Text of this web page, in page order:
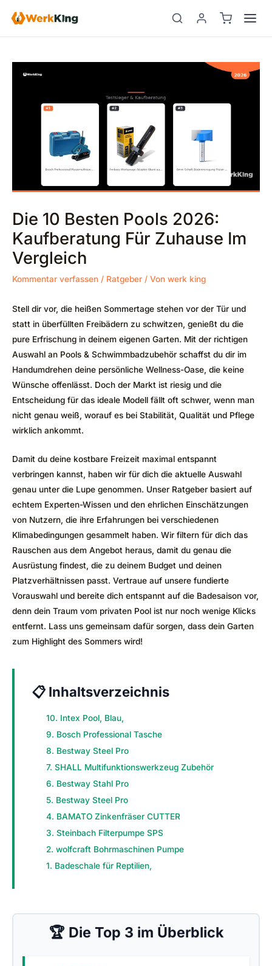
Inhalt
springen
Die 10 Besten Pools 2026:
Kaufberatung Für Zuhause Im
Vergleich
Kommentar verfassen / Ratgeber / Von werk king
Stell dir vor, die heißen Sommertage stehen vor der Tür und
statt in überfüllten Freibädern zu schwitzen, genießt du die
pure Erfrischung in deinem eigenen Garten. Mit der richtigen
Auswahl an Pools & Schwimmbadzubehör schaffst du dir im
Handumdrehen deine persönliche Wellness-Oase, die keine
Wünsche offenlässt. Doch der Markt ist riesig und die
Entscheidung für das ideale Modell fällt oft schwer, wenn man
nicht genau weiß, worauf es bei Stabilität, Qualität und Pflege
wirklich ankommt.
Damit du deine kostbare Freizeit maximal entspannt
verbringen kannst, haben wir für dich die aktuelle Auswahl
genau unter die Lupe genommen. Unser Ratgeber basiert auf
echtem Experten-Wissen und den ehrlichen Einschätzungen
von Nutzern, die ihre Erfahrungen bei verschiedenen
Klimabedingungen gesammelt haben. Wir filtern für dich das
Rauschen aus dem Angebot heraus, damit du genau die
Ausrüstung findest, die zu deinem Budget und deinen
Platzverhältnissen passt. Vertraue auf unsere fundierte
Vorauswahl und bereite dich entspannt auf die Badesaison vor,
denn dein Traum vom privaten Pool ist nur noch wenige Klicks
entfernt. Lass uns gemeinsam dafür sorgen, dass dein Garten
zum Highlight des Sommers wird!
📋 Inhaltsverzeichnis
10. Intex Pool, Blau,
9. Bosch Professional Tasche
8. Bestway Steel Pro
7. SHALL Multifunktionswerkzeug Zubehör
6. Bestway Stahl Pro
5. Bestway Steel Pro
4. BAMATO Zinkenfräser CUTTER
3. Steinbach Filterpumpe SPS
2. wolfcraft Bohrmaschinen Pumpe
1. Badeschale für Reptilien,
🏆 Die Top 3 im Überblick